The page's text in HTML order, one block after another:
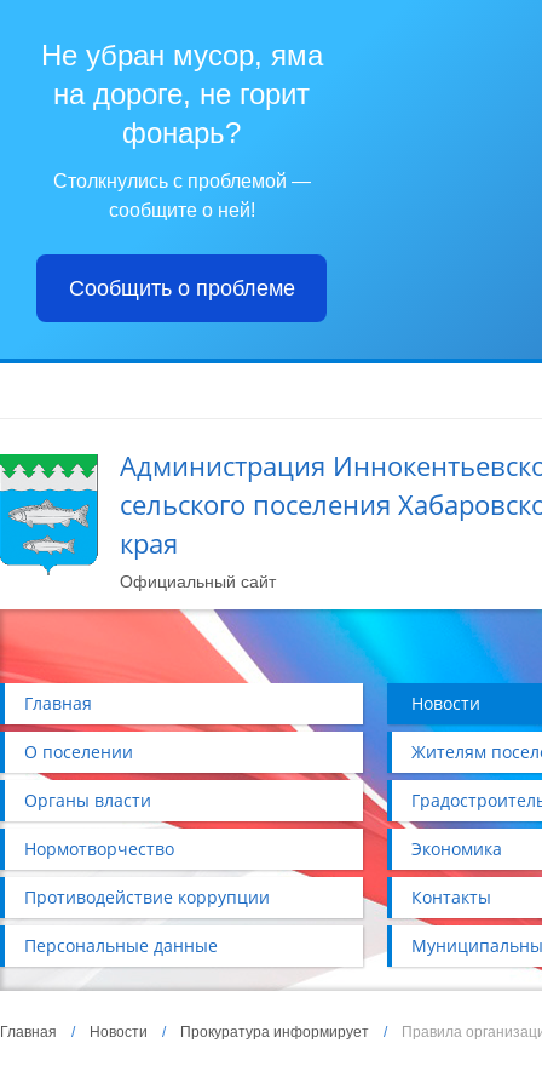
Не убран мусор, яма
на дороге, не горит
фонарь?
Столкнулись с проблемой —
сообщите о ней!
Сообщить о проблеме
Администрация
сельского поселения
края
Официальный сайт
Главная Новости
О поселении Жителям
Органы власти
Нормотворчество Экономика
Противодействие коррупции Контакты
Персональные данные
Главная / Новости / Прокуратура информирует / Правила